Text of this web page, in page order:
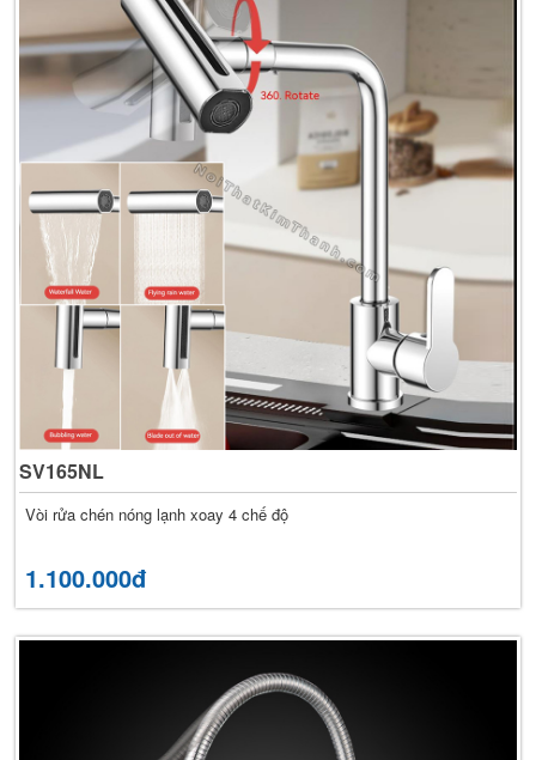
SV165NL
Vòi rửa chén nóng lạnh xoay 4 chế độ
1.100.000đ